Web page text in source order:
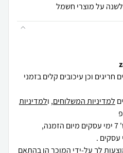
לשנה על מוצרי חשמל
חריגים וכן עיכובים קלים בזמני
למדיניות המשלוחים, ולמדיניות
לך על-ידי המוכר הן בהתאם